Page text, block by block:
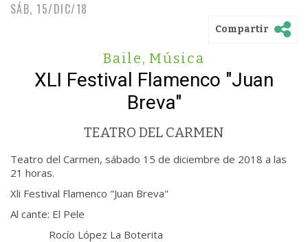
SÁB, 15/DIC/18
Compartir
Baile, Música
XLI Festival Flamenco "Juan
Breva"
TEATRO DEL CARMEN
Teatro del Carmen, sábado 15 de diciembre de 2018 a las
21 horas.
Xli Festival Flamenco "Juan Breva"
Al cante: El Pele
Rocío López La Boterita